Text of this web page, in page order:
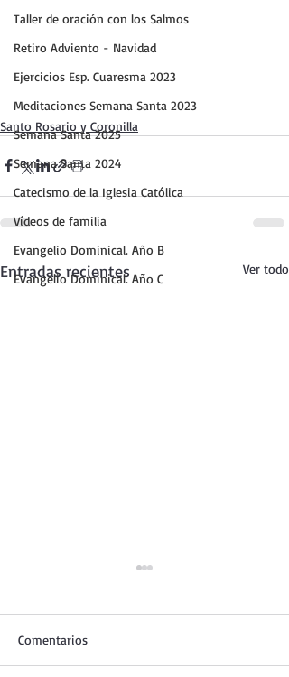
Taller de oración con los Salmos
Retiro Adviento - Navidad
Ejercicios Esp. Cuaresma 2023
Meditaciones Semana Santa 2023
Semana Santa 2025
Semana Santa 2024
Catecismo de la Iglesia Católica
Vídeos de familia
Evangelio Dominical. Año B
Evangelio Dominical. Año C
Santo Rosario y Coronilla
Entradas recientes Ver todo
Comentarios